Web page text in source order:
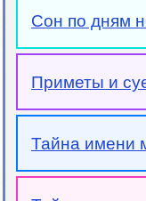
Сон по дням
Приметы и
Тайна имени